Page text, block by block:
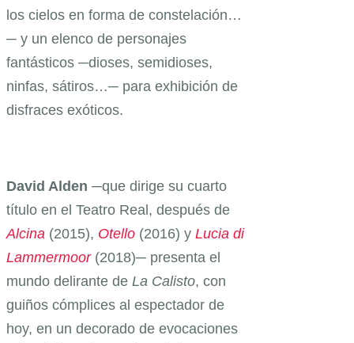
los cielos en forma de constelación…
─ y un elenco de personajes
fantásticos ─dioses, semidioses,
ninfas, sátiros…─ para exhibición de
disfraces exóticos.
David Alden ─que dirige su cuarto
título en el Teatro Real, después de
Alcina (2015), Otello (2016) y Lucia di
Lammermoor(2018)─ presenta el
mundo delirante de La Calisto, con
guiños cómplices al espectador de
hoy, en un decorado de evocaciones